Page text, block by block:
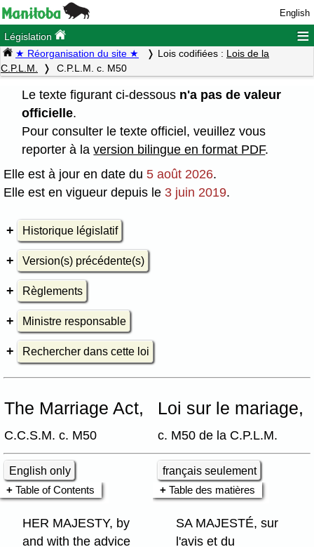
English
Législation ≡
★ Réorganisation du site ★ Lois codifiées : Lois de la
C.P.L.M.
C.P.L.M. c. M50
Le texte figurant ci-dessous n'a pas de valeur
officielle.
Pour consulter le texte officiel, veuillez vous
reporter à laversion bilingue en format PDF.
Elle est à jour en date du 5 août 2026.
Elle est en vigueur depuis le 3 juin 2019.
Historique législatif
Version(s) précédente(s)
Règlements
Ministre responsable
Rechercher dans cette loi
The Marriage Act,
C.C.S.M. c. M50
Loi sur le mariage,
c. M50 de la C.P.L.M.
English only
français seulement
Table of Contents
Table des matières
HER MAJESTY, by
and with the advice
SA MAJESTÉ, sur
l'avis et du